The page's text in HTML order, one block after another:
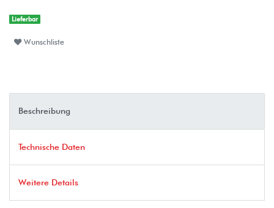
Lieferbar
Wunschliste
Beschreibung
Technische Daten
Weitere Details